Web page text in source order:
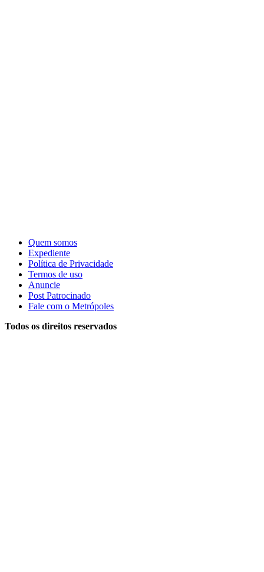
Quem somos
Expediente
Política de Privacidade
Termos de uso
Anuncie
Post Patrocinado
Fale com o Metrópoles
Todos os direitos reservados